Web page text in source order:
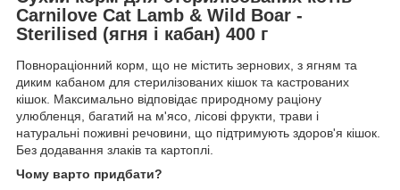
Carnilove Cat Lamb & Wild Boar -
Sterilised (ягня і кабан) 400 г
Повнораціонний корм, що не містить зернових, з ягням та
диким кабаном для стерилізованих кішок та кастрованих
кішок. Максимально відповідає природному раціону
улюбленця, багатий на м'ясо, лісові фрукти, трави і
натуральні поживні речовини, що підтримують здоров'я кішок.
Без додавання злаків та картоплі.
Чому варто придбати?